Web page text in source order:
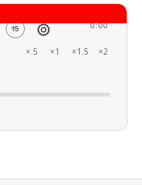
0:00
×1
×.5 ×1.5 ×2